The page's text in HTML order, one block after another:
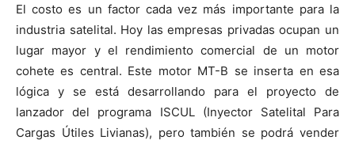
El costo es un factor cada vez más importante para la
industria satelital. Hoy las empresas privadas ocupan un
lugar mayor y el rendimiento comercial de un motor
cohete es central. Este motor MT-B se inserta en esa
lógica y se está desarrollando para el proyecto de
lanzador del programa ISCUL (Inyector Satelital Para
Cargas Útiles Livianas), pero también se podrá vender